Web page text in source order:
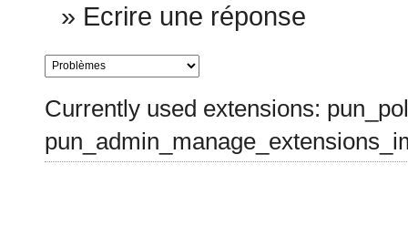
» Ecrire une réponse
Currently used extensions: